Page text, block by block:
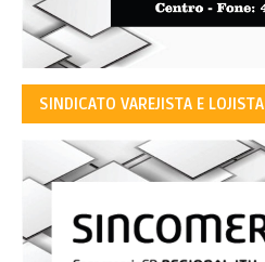
SINDICATO VAREJISTA E LOJISTA